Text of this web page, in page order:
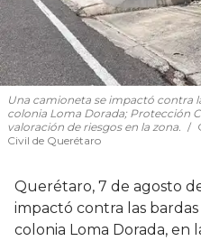
Una camioneta se impactó contra
colonia Loma Dorada; Protección
valoración de riesgos en la zona.
Civil de Querétaro
Querétaro, 7 de agosto
impactó contra las
colonia Loma Dorada, en